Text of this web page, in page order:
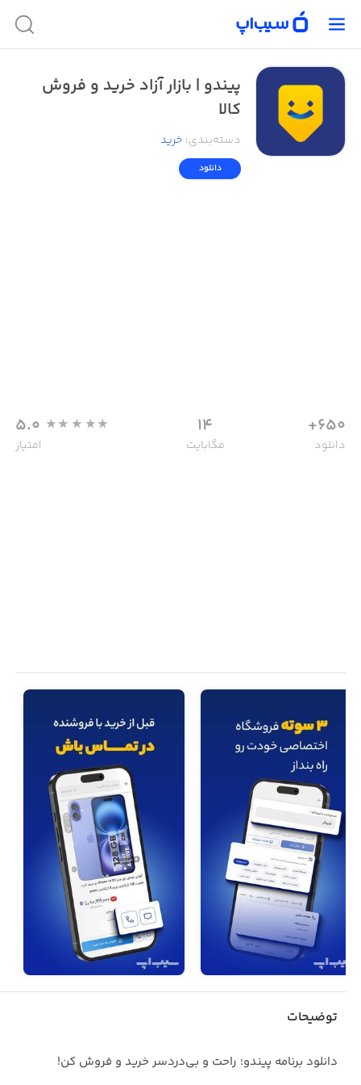
پیندو | بازار آزاد خرید و فروش
کالا
دسته‌بندی: خرید
دانلود
650+
دانلود
14
مگابایت
5.0
امتیاز
توضیحات
دانلود برنامه پیندو؛ راحت و بی‌دردسر خرید و فروش کن!